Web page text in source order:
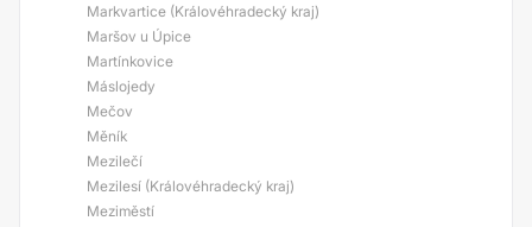
Markvartice (Královéhradecký kraj)
Maršov u Úpice
Martínkovice
Máslojedy
Mečov
Měník
Mezilečí
Mezilesí (Královéhradecký kraj)
Meziměstí